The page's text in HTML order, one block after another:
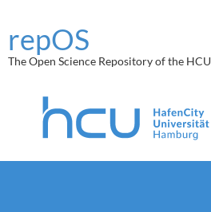
repOS
The Open Science Repository of the HCU